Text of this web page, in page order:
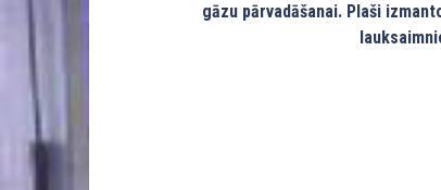
gāzu pārvadāšanai. Plaši